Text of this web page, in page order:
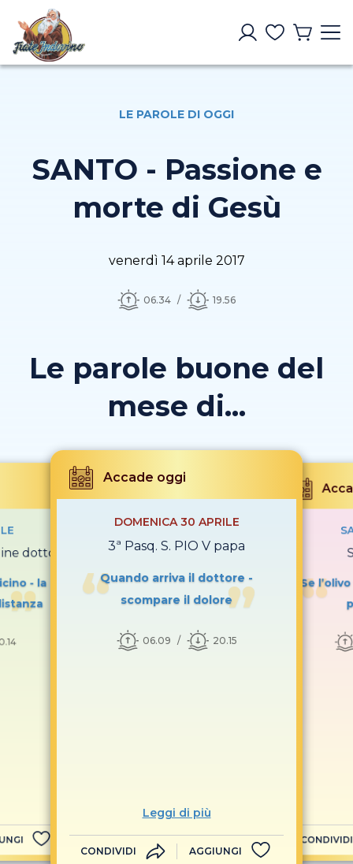
LE PAROLE DI OGGI
SANTO - Passione e
morte di Gesù
venerdì 14 aprile 2017
06.34 19.56
Le parole buone del
mese di...
dottore
- la
Accade oggi
DOMENICA 30 APRILE
3ª Pasq. S. PIO V papa
Quando arriva il dottore -
scompare il dolore
06.09 20.15
Leggi di più
CONDIVIDI AGGIUNGI
Se
CONDIVIDI